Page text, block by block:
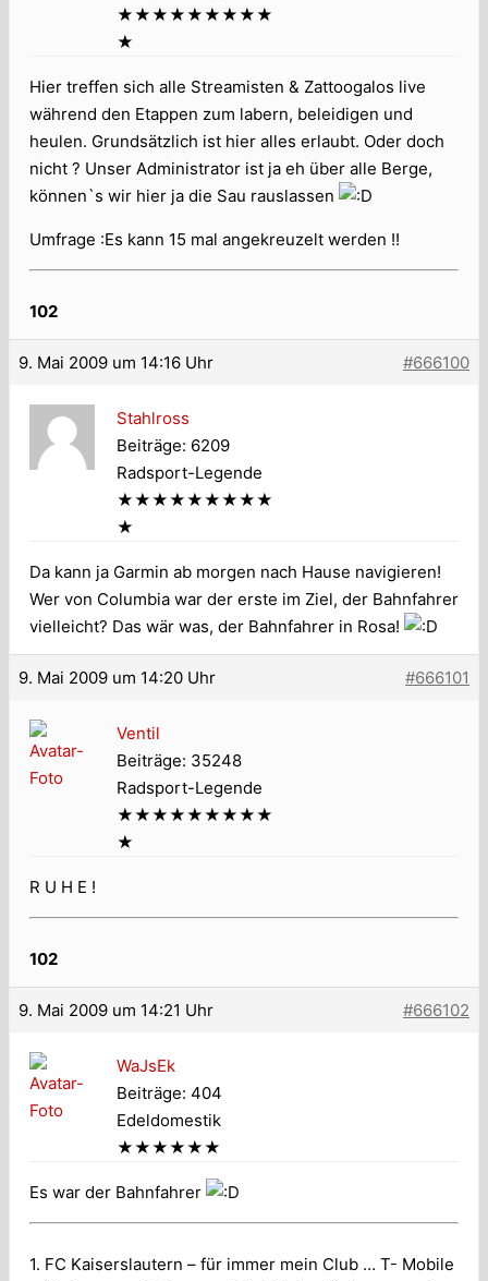
★★★★★★★★★
★
Hier treffen sich alle Streamisten & Zattoogalos live
während den Etappen zum labern, beleidigen und
heulen. Grundsätzlich ist hier alles erlaubt. Oder doch
nicht ? Unser Administrator ist ja eh über alle Berge,
können`s wir hier ja die Sau rauslassen
Umfrage :Es kann 15 mal angekreuzelt werden !!
102
9. Mai 2009 um 14:16 Uhr #666100
Stahlross
Beiträge: 6209
Radsport-Legende
★★★★★★★★★
★
Da kann ja Garmin ab morgen nach Hause navigieren!
Wer von Columbia war der erste im Ziel, der Bahnfahrer
vielleicht? Das wär was, der Bahnfahrer in Rosa!
9. Mai 2009 um 14:20 Uhr #666101
Ventil
Beiträge: 35248
Radsport-Legende
★★★★★★★★★
★
R U H E !
102
9. Mai 2009 um 14:21 Uhr #666102
WaJsEk
Beiträge: 404
Edeldomestik
★★★★★★
Es war der Bahnfahrer
1. FC Kaiserslautern – für immer mein Club … T- Mobile